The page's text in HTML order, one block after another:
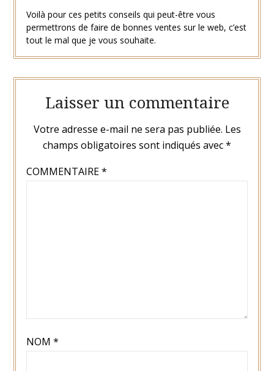
Voilà pour ces petits conseils qui peut-être vous
permettrons de faire de bonnes ventes sur le web, c’est
tout le mal que je vous souhaite.
Laisser un commentaire
Votre adresse e-mail ne sera pas publiée. Les
champs obligatoires sont indiqués avec*
COMMENTAIRE*
NOM *